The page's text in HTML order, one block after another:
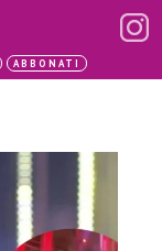
ABBONATI